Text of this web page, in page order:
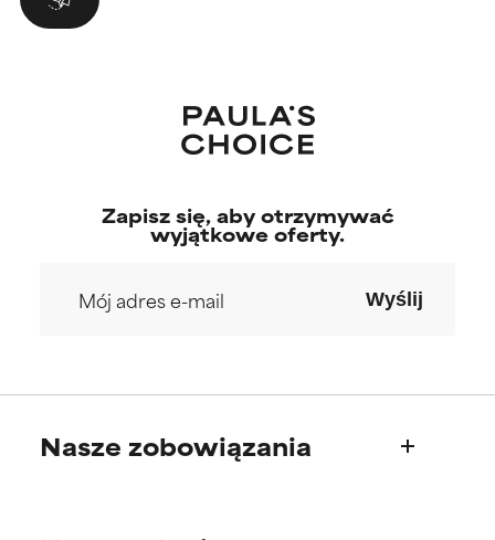
Zapisz się, aby otrzymywać
wyjątkowe oferty.
Wyślij
Nasze zobowiązania